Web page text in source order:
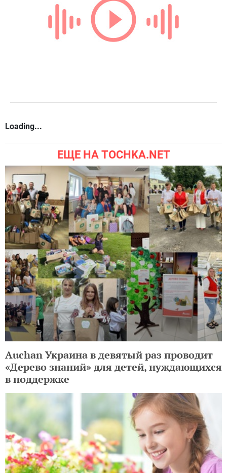
Loading...
ЕЩЕ НА TOCHKA.NET
Auchan Украина в девятый раз проводит
«Дерево знаний» для детей, нуждающихся
в поддержке